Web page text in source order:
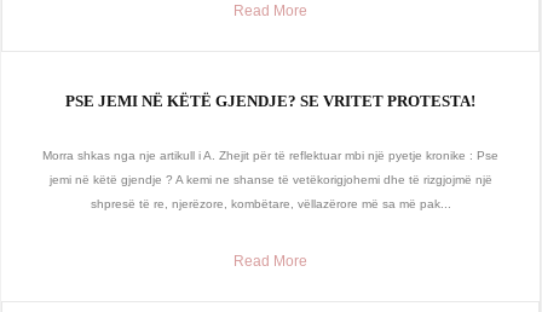
Read More
PSE JEMI NË KËTË GJENDJE? SE VRITET PROTESTA!
Morra shkas nga nje artikull i A. Zhejit për të reflektuar mbi një pyetje kronike : Pse
jemi në këtë gjendje ? A kemi ne shanse të vetëkorigjohemi dhe të rizgjojmë një
shpresë të re, njerëzore, kombëtare, vëllazërore më sa më pak...
Read More